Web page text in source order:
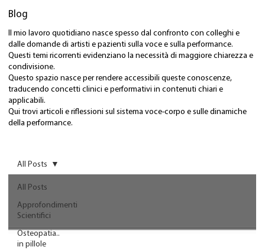
Blog
Il mio lavoro quotidiano nasce spesso dal confronto con colleghi e
dalle domande di artisti e pazienti sulla voce e sulla performance.
Questi temi ricorrenti evidenziano la necessità di maggiore chiarezza e
condivisione.
Questo spazio nasce per rendere accessibili queste conoscenze,
traducendo concetti clinici e performativi in contenuti chiari e
applicabili.
Qui trovi articoli e riflessioni sul sistema voce-corpo e sulle dinamiche
della performance.
All Posts
Approfondimenti
Scientifici
Osteopatia..
in pillole
All Posts